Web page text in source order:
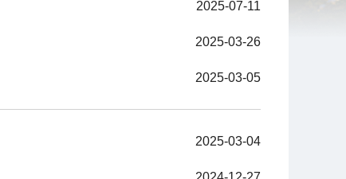
2025-07-11
2025-03-26
2025-03-05
2025-03-04